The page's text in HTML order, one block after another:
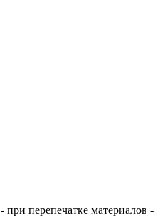
- при перепечатке материалов -